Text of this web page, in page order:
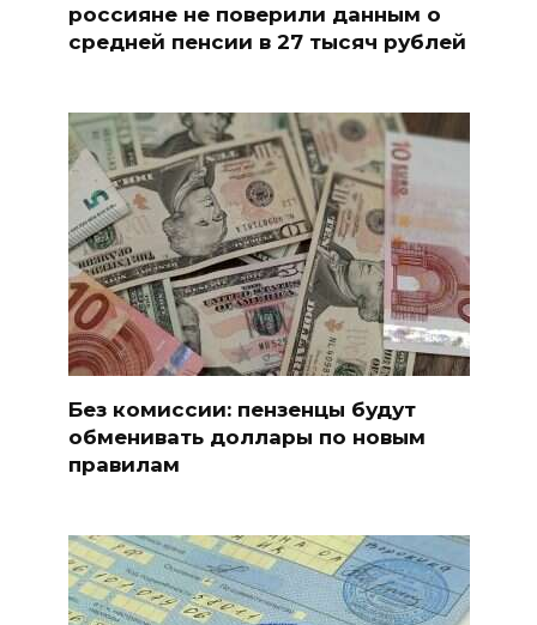
россияне не поверили данным о
средней пенсии в 27 тысяч рублей
Без комиссии: пензенцы будут
обменивать доллары по новым
правилам